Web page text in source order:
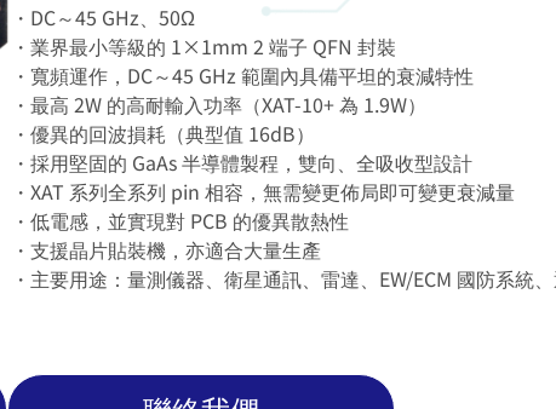
・DC～45 GHz、50Ω
・業界最小等級的 1×1mm 2 端子 QFN 封裝
・寬頻運作，DC～45 GHz 範圍內具備平坦的衰減特性
・最高 2W 的高耐輸入功率（XAT-10+ 為 1.9W）
・優異的回波損耗（典型值 16dB）
・採用堅固的 GaAs 半導體製程，雙向、全吸收型設計
・XAT 系列全系列 pin 相容，無需變更佈局即可變更衰減量
・低電感，並實現對 PCB 的優異散熱性
・支援晶片貼裝機，亦適合大量生產
・主要用途：量測儀器、衛星通訊、雷達、EW/ECM 國防系統